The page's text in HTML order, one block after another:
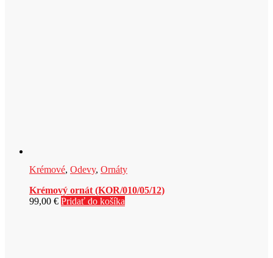
Krémové, Odevy, Ornáty
Krémový ornát (KOR/010/05/12)
99,00 € Pridať do košíka